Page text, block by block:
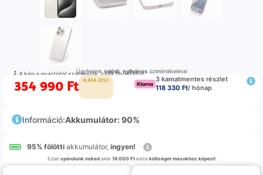
A kép a gyártótól származik, csak illustráció
Ügyfeleinkvalódi,nyilvánosüzletértékelései
354 990 Ft K.ÁFA (0%)
3 kamatmentes részlet
118 330 Ft/ hónap
Információ:Akkumulátor: 90%
95% fölötti akkumulátor, ingyen!
Ezzel spórolunk nekedakár 16 000 Ftextra költséget másokhoz képest!